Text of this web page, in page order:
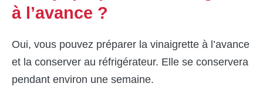
à l’avance ?
Oui, vous pouvez préparer la vinaigrette à l’avance
et la conserver au réfrigérateur. Elle se conservera
pendant environ une semaine.